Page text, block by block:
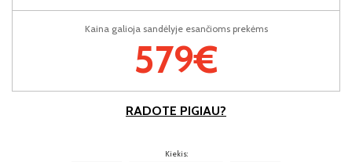
Kaina galioja sandėlyje esančioms prekėms
579€
RADOTE PIGIAU?
Kiekis: